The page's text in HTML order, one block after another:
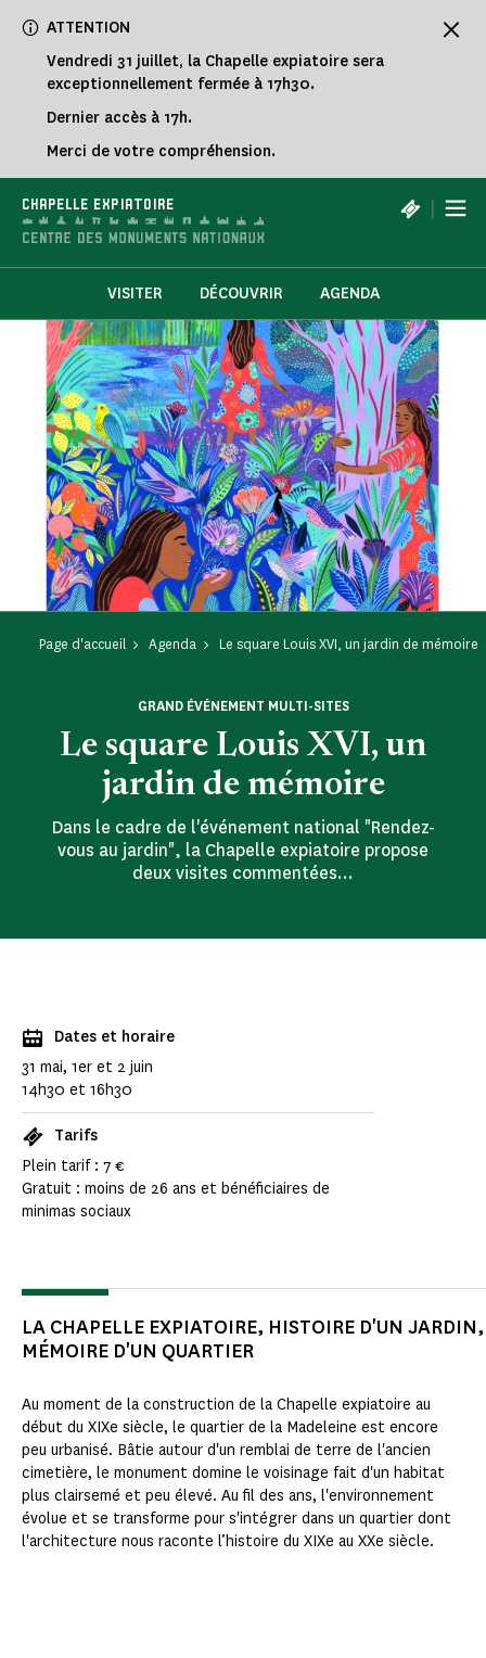
ATTENTION
Vendredi 31 juillet, la Chapelle expiatoire sera
exceptionnellement fermée à 17h30.
Dernier accès à 17h.
Merci de votre compréhension.
CHAPELLE EXPIATOIRE |
VISITER DÉCOUVRIR AGENDA
Page d'accueil Agenda Le square Louis XVI, un jardin de mémoire
Le square Louis XVI, un
jardin de mémoire
GRAND ÉVÉNEMENT MULTI-SITES
Dans le cadre de l'événement national "Rendez-
vous au jardin", la Chapelle expiatoire propose
deux visites commentées...
Dates et horaire
31 mai, 1er et 2 juin
14h30 et 16h30
Tarifs
Plein tarif : 7 €
Gratuit : moins de 26 ans et bénéficiaires de
minimas sociaux
LA CHAPELLE EXPIATOIRE, HISTOIRE D'UN JARDIN,
MÉMOIRE D'UN QUARTIER
Au moment de la construction de la Chapelle expiatoire au
début du XIXe siècle, le quartier de la Madeleine est encore
peu urbanisé. Bâtie autour d'un remblai de terre de l'ancien
cimetière, le monument domine le voisinage fait d'un habitat
plus clairsemé et peu élevé. Au fil des ans, l'environnement
évolue et se transforme pour s'intégrer dans un quartier dont
l'architecture nous raconte l’histoire du XIXe au XXe siècle.